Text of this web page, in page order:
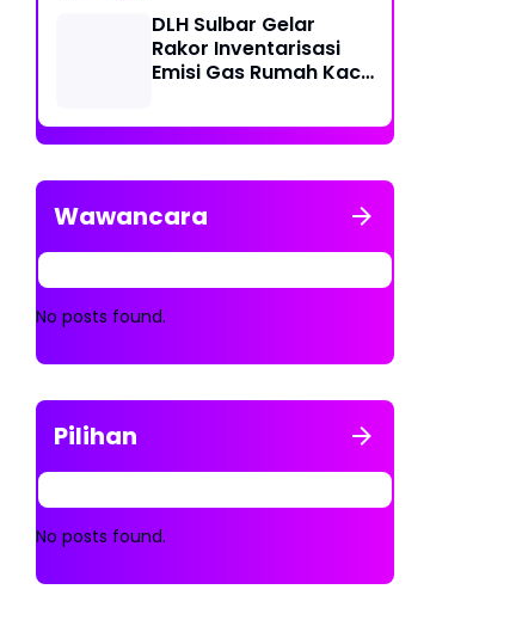
DLH Sulbar Gelar
Rakor Inventarisasi
Emisi Gas Rumah Kaca
Wawancara
No posts found.
Pilihan
No posts found.